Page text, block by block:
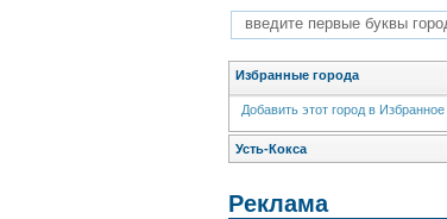
Избранные города
Добавить этот город в Избранное
Усть-Кокса
Реклама